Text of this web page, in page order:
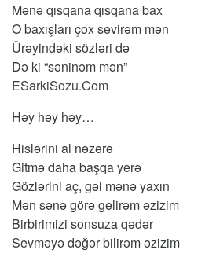
Mənə qısqana qısqana bax
O baxışları çox sevirəm mən
Ürəyindəki sözləri də
Də ki “səninəm mən”
ESarkiSozu.Com
Həy həy həy…
Hislərini al nəzərə
Gitmə daha başqa yerə
Gözlərini aç, gəl mənə yaxın
Mən sənə görə gelirəm əzizim
Birbirimizi sonsuza qədər
Sevməyə dəğər bilirəm əzizim